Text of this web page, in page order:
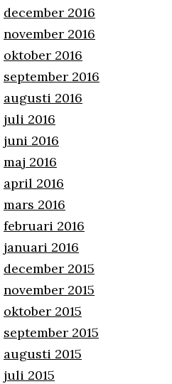
december 2016
november 2016
oktober 2016
september 2016
augusti 2016
juli 2016
juni 2016
maj 2016
april 2016
mars 2016
februari 2016
januari 2016
december 2015
november 2015
oktober 2015
september 2015
augusti 2015
juli 2015